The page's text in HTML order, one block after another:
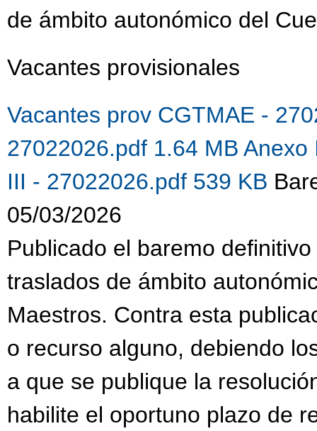
de ámbito autonómico del
Vacantes provisionales
Vacantes prov CGTMAE -
27022026.pdf 1.64 MB Anexo
III - 27022026.pdf 539 KB
05/03/2026
Publicado el baremo
traslados de ámbito
Maestros. Contra esta
o recurso alguno, debiendo
a que se publique la
habilite el oportuno plazo de